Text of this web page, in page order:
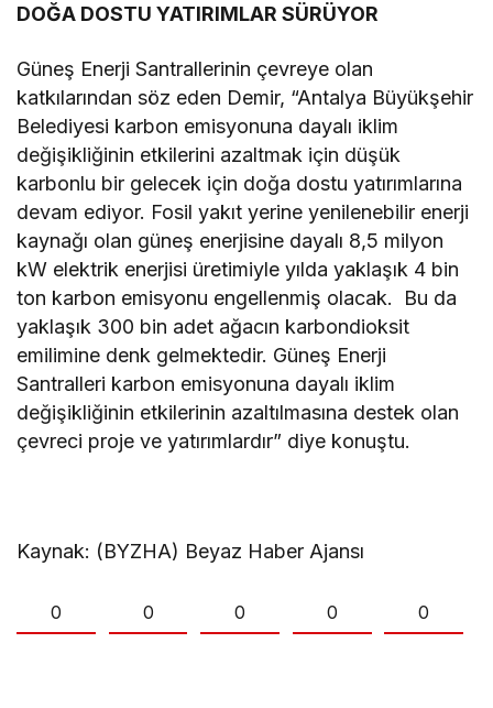
DOĞA DOSTU YATIRIMLAR SÜRÜYOR
Güneş Enerji Santrallerinin çevreye olan
katkılarından söz eden Demir, “Antalya Büyükşehir
Belediyesi karbon emisyonuna dayalı iklim
değişikliğinin etkilerini azaltmak için düşük
karbonlu bir gelecek için doğa dostu yatırımlarına
devam ediyor. Fosil yakıt yerine yenilenebilir enerji
kaynağı olan güneş enerjisine dayalı 8,5 milyon
kW elektrik enerjisi üretimiyle yılda yaklaşık 4 bin
ton karbon emisyonu engellenmiş olacak. Bu da
yaklaşık 300 bin adet ağacın karbondioksit
emilimine denk gelmektedir. Güneş Enerji
Santralleri karbon emisyonuna dayalı iklim
değişikliğinin etkilerinin azaltılmasına destek olan
çevreci proje ve yatırımlardır” diye konuştu.
Kaynak: (BYZHA) Beyaz Haber Ajansı
0 0 0 0 0